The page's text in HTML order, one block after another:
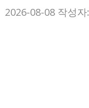
2026-08-08 작성자: